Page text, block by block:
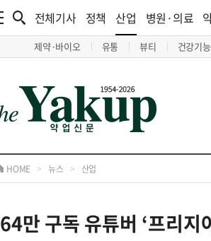
전체기사 정책 산업
제약·바이오 유통 뷰티 건강기
병원·의료
HOME > 뉴스 > 산업
64만 구독 유튜버 ‘프리지